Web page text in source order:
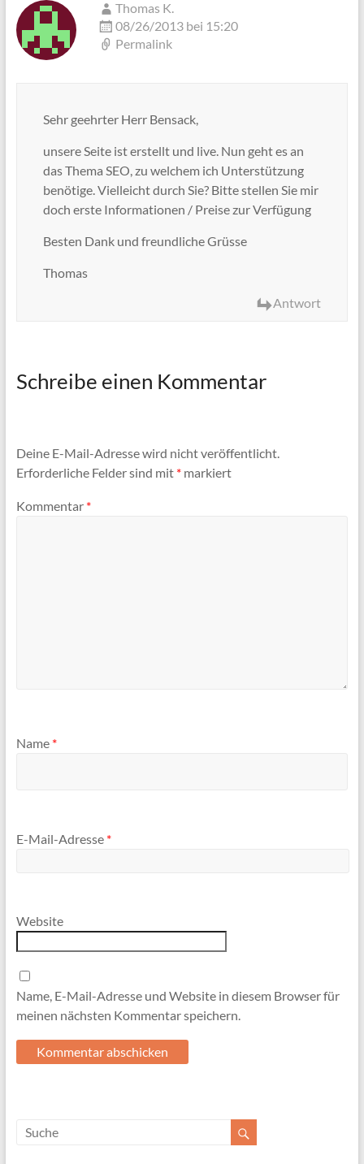
Thomas K.
08/26/2013 bei 15:20
Permalink
Sehr geehrter Herr Bensack,
unsere Seite ist erstellt und live. Nun geht es an
das Thema SEO, zu welchem ich Unterstützung
benötige. Vielleicht durch Sie? Bitte stellen Sie mir
doch erste Informationen / Preise zur Verfügung
Besten Dank und freundliche Grüsse
Thomas
Antwort
Schreibe einen Kommentar
Deine E-Mail-Adresse wird nicht veröffentlicht.
Erforderliche Felder sind mit *markiert
Kommentar *
Name *
E-Mail-Adresse *
Website
Name, E-Mail-Adresse und Website in diesem Browser für
meinen nächsten Kommentar speichern.